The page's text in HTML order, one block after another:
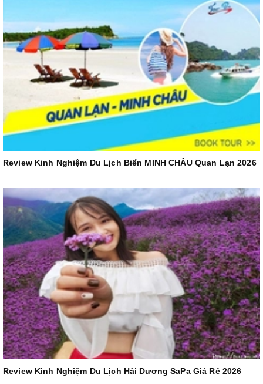
Review Kinh Nghiệm Du Lịch Biển MINH CHÂU Quan Lạn 2026
Review Kinh Nghiệm Du Lịch Hải Dương SaPa Giá Rẻ 2026